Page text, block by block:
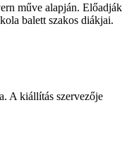
műve alapján. Előadják
balett szakos diákjai.
A kiállítás szervezője